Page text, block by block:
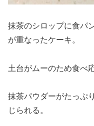
抹茶のシロップに食パ
が重なったケーキ。
土台がムーのため食べ
抹茶パウダーがたっぷ
じられる。